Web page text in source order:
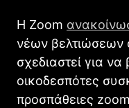
Η Zoom
νέων βελτιώσεων
σχεδιαστεί για
οικοδεσπότες
προσπάθειες